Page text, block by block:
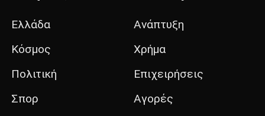
Ελλάδα
Κόσμος
Πολιτική
Σπορ
Ανάπτυξη
Χρήμα
Επιχειρήσεις
Αγορές